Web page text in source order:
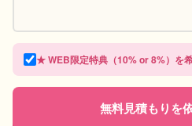
★ WEB限定特典（10% or 8%）を
無料見積もり